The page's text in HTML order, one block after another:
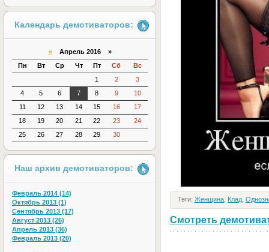
Теги: Женщина Клад
Смотреть
Календарь демотиваторов:
«Апрель 2016 »
Пн
Вт Ср Чт Пт Сб
Вс
1
2
3
4
5 6 7 8 9
10
11
12 13 14 15 16
17
18
19 20 21 22 23
24
25
26 27 28 29 30
Наш архив демотиваторов:
Февраль 2014 (14)
Октябрь 2013 (1)
Сентябрь 2013 (17)
Август 2013 (26)
Апрель 2013 (36)
Февраль 2013 (20)